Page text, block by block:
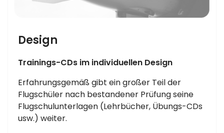
Design
Trainings-CDs im individuellen Design
Erfahrungsgemäß gibt ein großer Teil der
Flugschüler nach bestandener Prüfung seine
Flugschulunterlagen (Lehrbücher, Übungs-CDs
usw.) weiter.